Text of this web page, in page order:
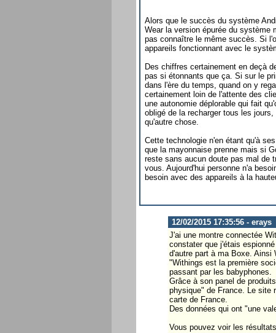
Alors que le succès du système
Wear la version épurée du système
pas connaître le même succès. Si
appareils fonctionnant avec le
Des chiffres certainement en deçà
pas si étonnants que ça. Si sur le
dans l'ère du temps, quand on y
certainement loin de l'attente des
une autonomie déplorable qui fait
obligé de la recharger tous les
qu'autre chose.
Cette technologie n'en étant qu'à
que la mayonnaise prenne mais si
reste sans aucun doute pas mal de
vous. Aujourd'hui personne n'a
besoin avec des appareils à la
12/02/2015 17:35:56 - erays
J'ai une montre connectée
constater que j'étais
d'autre part à ma Boxe.
"Withings est la première
passant par les babyphones.
Grâce à son panel de
physique" de France. Le site
carte de France.
Des données qui ont "une
Vous pouvez voir les